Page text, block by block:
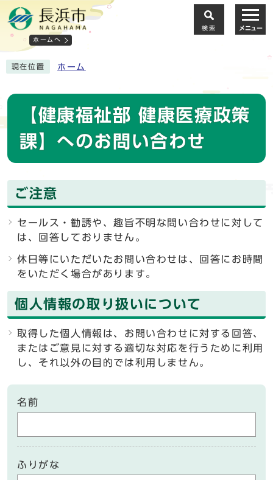
ホームへ
検索 メニュー
現在位置 ホーム
【健康福祉部 健康医療政策
課】へのお問い合わせ
ご注意
セールス・勧誘や、趣旨不明な問い合わせに対して
は、回答しておりません。
休日等にいただいたお問い合わせは、回答にお時間
をいただく場合があります。
個人情報の取り扱いについて
取得した個人情報は、お問い合わせに対する回答、
またはご意見に対する適切な対応を行うために利用
し、それ以外の目的では利用しません。
名前
ふりがな